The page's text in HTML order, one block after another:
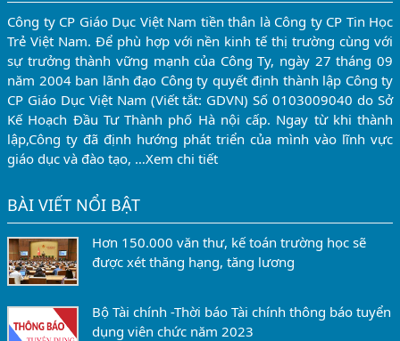
Công ty CP Giáo Dục Việt Nam tiền thân là Công ty CP Tin Học
Trẻ Việt Nam. Để phù hợp với nền kinh tế thị trường cùng với
sự trưởng thành vững mạnh của Công Ty, ngày 27 tháng 09
năm 2004 ban lãnh đạo Công ty quyết định thành lập Công ty
CP Giáo Dục Việt Nam (Viết tắt: GDVN) Số 0103009040 do Sở
Kế Hoạch Đầu Tư Thành phố Hà nội cấp. Ngay từ khi thành
lập,Công ty đã định hướng phát triển của mình vào lĩnh vực
giáo dục và đào tạo, …Xem chi tiết
BÀI VIẾT NỔI BẬT
Hơn 150.000 văn thư, kế toán trường học sẽ
được xét thăng hạng, tăng lương
Bộ Tài chính -Thời báo Tài chính thông báo tuyển
dụng viên chức năm 2023